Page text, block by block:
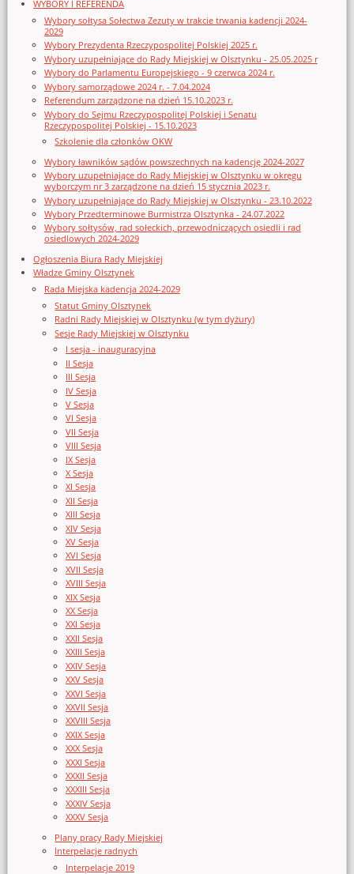
WYBORY I REFERENDA
Wybory sołtysa Sołectwa Zezuty w trakcie trwania kadencji 2024-
2029
Wybory Prezydenta Rzeczypospolitej Polskiej 2025 r.
Wybory uzupełniające do Rady Miejskiej w Olsztynku - 25.05.2025 r
Wybory do Parlamentu Europejskiego - 9 czerwca 2024 r.
Wybory samorządowe 2024 r. - 7.04.2024
Referendum zarządzone na dzień 15.10.2023 r.
Wybory do Sejmu Rzeczypospolitej Polskiej i Senatu
Rzeczypospolitej Polskiej - 15.10.2023
Szkolenie dla członków OKW
Wybory ławników sądów powszechnych na kadencję 2024-2027
Wybory uzupełniające do Rady Miejskiej w Olsztynku w okręgu
wyborczym nr 3 zarządzone na dzień 15 stycznia 2023 r.
Wybory uzupełniające do Rady Miejskiej w Olsztynku - 23.10.2022
Wybory Przedterminowe Burmistrza Olsztynka - 24.07.2022
Wybory sołtysów, rad sołeckich, przewodniczących osiedli i rad
osiedlowych 2024-2029
Ogłoszenia Biura Rady Miejskiej
Władze Gminy Olsztynek
Rada Miejska kadencja 2024-2029
Statut Gminy Olsztynek
Radni Rady Miejskiej w Olsztynku (w tym dyżury)
Sesje Rady Miejskiej w Olsztynku
I sesja - inauguracyjna
II Sesja
III Sesja
IV Sesja
V Sesja
VI Sesja
VII Sesja
VIII Sesja
IX Sesja
X Sesja
XI Sesja
XII Sesja
XIII Sesja
XIV Sesja
XV Sesja
XVI Sesja
XVII Sesja
XVIII Sesja
XIX Sesja
XX Sesja
XXI Sesja
XXII Sesja
XXIII Sesja
XXIV Sesja
XXV Sesja
XXVI Sesja
XXVII Sesja
XXVIII Sesja
XXIX Sesja
XXX Sesja
XXXI Sesja
XXXII Sesja
XXXIII Sesja
XXXIV Sesja
XXXV Sesja
Plany pracy Rady Miejskiej
Interpelacje radnych
Interpelacje 2019